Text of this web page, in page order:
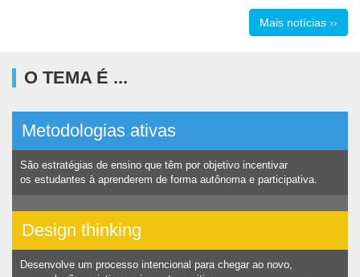
Mais notícias ››
O TEMA É ...
Metodologias ativas
São estratégias de ensino que têm por objetivo incentivar
os estudantes à aprenderem de forma autônoma e participativa.
Design thinking
Desenvolve um processo intencional para chegar ao novo,